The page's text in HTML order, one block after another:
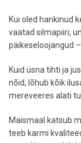
Kui oled hankinud
vaatad silmapiiri,
päikeseloojangud
Kuid üsna tihti ja
nõid, lõhub kõik
mereveeres alati
Maismaal katsub
teeb karmi